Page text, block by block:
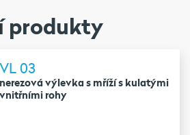
produkty
VL 03
nerezová výlevka s mříží s kulatými
vnitřními rohy